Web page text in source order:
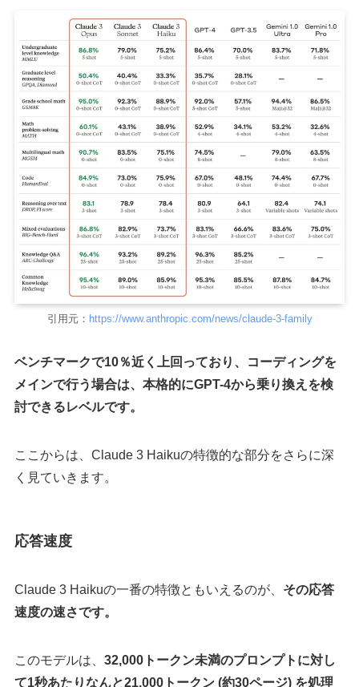
引用元： https://www.anthropic.com/news/claude-3-family
ベンチマークで10％近く上回っており、コーディングを
メインで行う場合は、本格的にGPT-4から乗り換えを検
討できるレベルです。
ここからは、Claude 3 Haikuの特徴的な部分をさらに深
く見ていきます。
応答速度
Claude 3 Haikuの一番の特徴ともいえるのが、 その応答
速度の速さです。
このモデルは、 32,000トークン未満のプロンプトに対し
て1秒あたりなんと21,000トークン (約30ページ) を処理